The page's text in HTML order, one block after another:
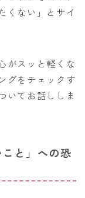
くない」とサイ
がスッと軽くな
グをチェックす
いてお話ししま
と」への恐